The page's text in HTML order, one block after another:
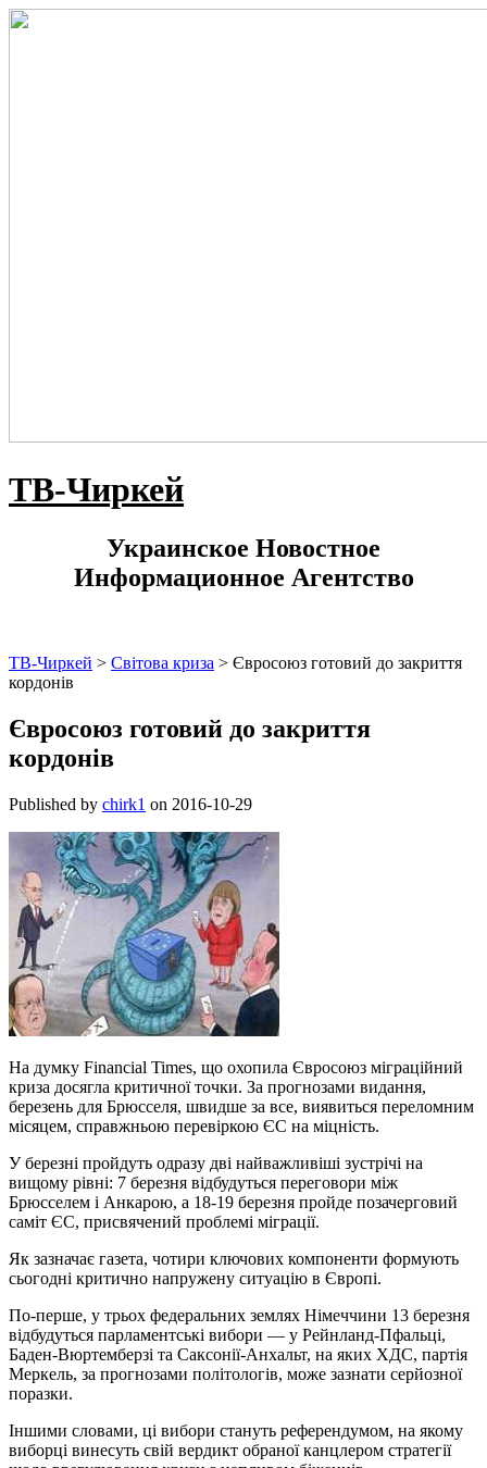
ТВ-Чиркей
Украинское Новостное
Информационное Агентство
ТВ-Чиркей > Світова криза > Євросоюз готовий до закриття
кордонів
Євросоюз готовий до закриття
кордонів
Published by chirk1 on 2016-10-29
На думку Financial Times, що охопила Євросоюз міграційний
криза досягла критичної точки. За прогнозами видання,
березень для Брюсселя, швидше за все, виявиться переломним
місяцем, справжньою перевіркою ЄС на міцність.
У березні пройдуть одразу дві найважливіші зустрічі на
вищому рівні: 7 березня відбудуться переговори між
Брюсселем і Анкарою, а 18-19 березня пройде позачерговий
саміт ЄС, присвячений проблемі міграції.
Як зазначає газета, чотири ключових компоненти формують
сьогодні критично напружену ситуацію в Європі.
По-перше, у трьох федеральних землях Німеччини 13 березня
відбудуться парламентські вибори — у Рейнланд-Пфальці,
Баден-Вюртемберзі та Саксонії-Анхальт, на яких ХДС, партія
Меркель, за прогнозами політологів, може зазнати серйозної
поразки.
Іншими словами, ці вибори стануть референдумом, на якому
виборці винесуть свій вердикт обраної канцлером стратегії